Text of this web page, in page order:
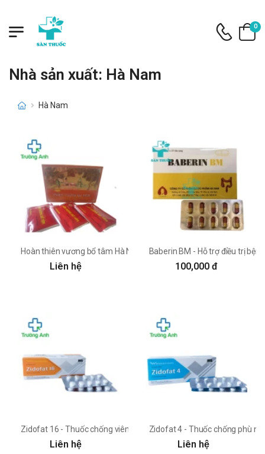
0
Nhà sản xuất: Hà Nam
Hà Nam
Hoàn thiên vương bổ tâm Hà Nam - Giúp dưỡng tâm an thần
Liên hệ
Baberin BM - Hỗ trợ điều trị
100,000 đ
Zidofat 16 - Thuốc chống viêm của Hamedi
Liên hệ
Zidofat 4 - Thuốc chống phù nề
Liên hệ